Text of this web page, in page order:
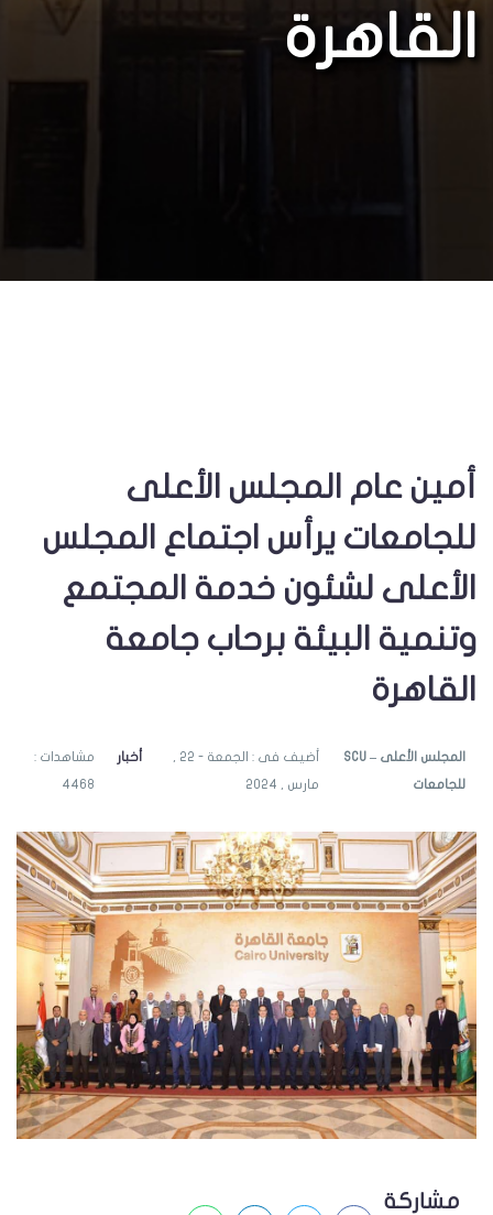
القاهرة
أمين عام المجلس الأعلى
للجامعات يرأس اجتماع المجلس
الأعلى لشئون خدمة المجتمع
وتنمية البيئة برحاب جامعة
القاهرة
SCU – المجلس الأعلى
للجامعات مارس , 2024
أخبار مشاهدات :
4468
مشاركة